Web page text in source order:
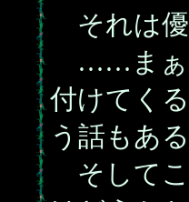
それは優
……まぁ
付けてく
う話もある
そしてこ